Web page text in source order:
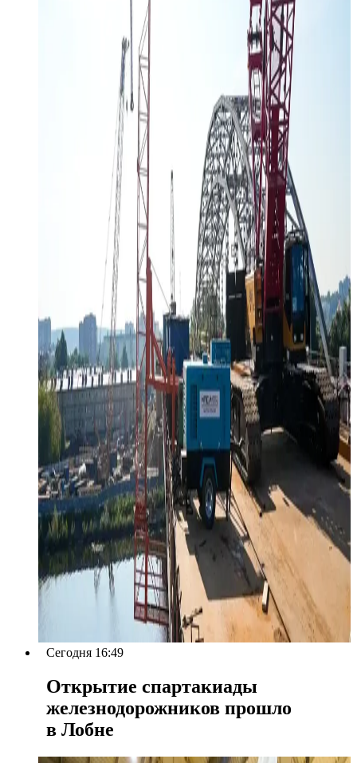
Сегодня 16:49
Открытие спартакиады
железнодорожников прошло
в Лобне